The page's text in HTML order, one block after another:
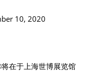
10, 2020
在于上海世博展览馆